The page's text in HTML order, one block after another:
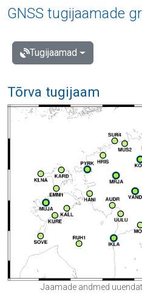
GNSS tugijaamade
Tugijaamad
Tõrva tugijaam
Jaamade andmed